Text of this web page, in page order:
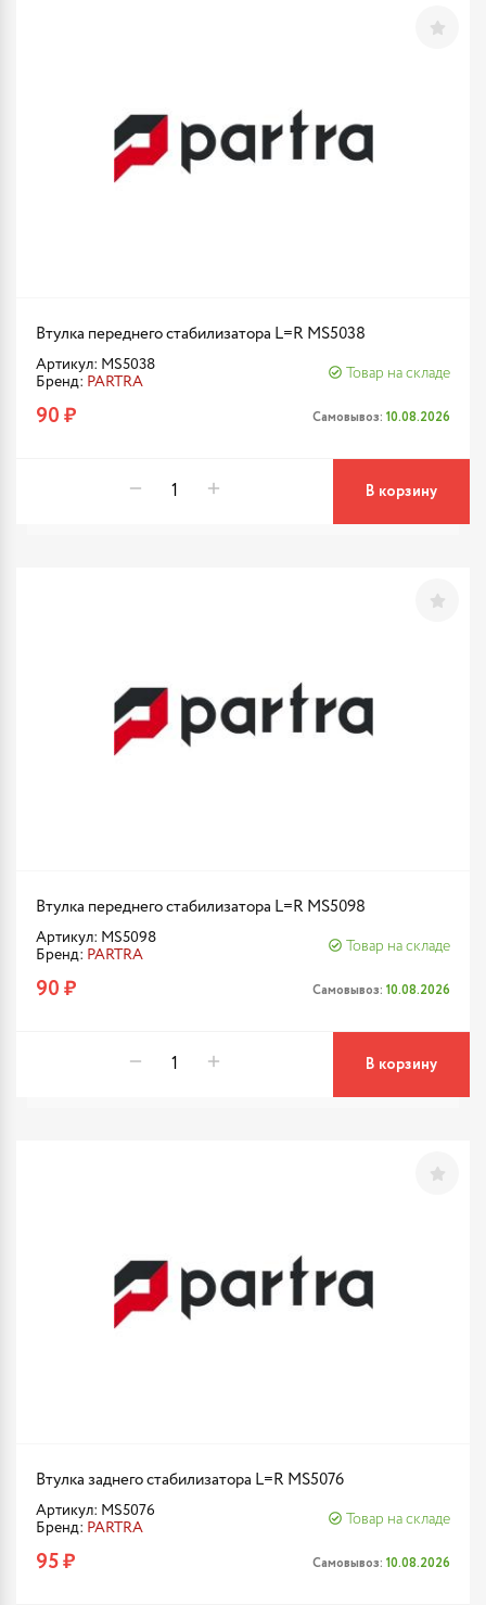
Втулка переднего стабилизатора L=R MS5038
Артикул: MS5038
Бренд: PARTRA
Товар на складе
90 ₽ Самовывоз: 10.08.2026
В корзину
Втулка переднего стабилизатора L=R MS5098
Артикул: MS5098
Бренд: PARTRA
Товар на складе
90 ₽ Самовывоз: 10.08.2026
В корзину
Втулка заднего стабилизатора L=R MS5076
Артикул: MS5076
Бренд: PARTRA
Товар на складе
95 ₽ Самовывоз: 10.08.2026